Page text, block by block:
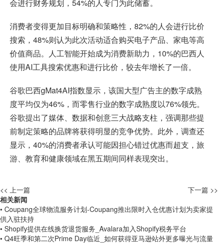
会进行财务规划，54%的人专门为此储蓄。
消费者变得更加目标明确和策略性，82%的人会进行比价
搜索，48%则认为此次活动适合购买电子产品、家电等高
价值商品。人工智能开始成为消费新助力，10%的巴西人
使用AI工具搜索优惠和进行比价，较去年增长了一倍。
谷歌巴西gMat4AI指数显示，该国大型广告主的数字成熟
度平均仅为46%，而零售行业的数字成熟度以76%领先。
谷歌提出了媒体、数据和创意三大战略支柱，强调那些提
前制定策略的品牌将获得明显的竞争优势。此外，调查还
显示，40%的消费者承认可能因担心错过优惠而超支，旅
游、教育和健康领域在黑五期间同样表现突出。
<< 上一篇
下一篇 >>
相关新闻
• Coupang全球物流服务计划-Coupang推出限时入仓优惠计划为卖家提
供入驻扶持
• Shopify提供在线换货退货服务_Avalara加入Shopify税务平台
• Q4旺季和第二次Prime Day临近_如何获得亚马逊站外更多曝光与流量